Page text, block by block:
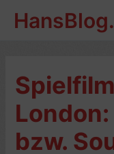
Inhalt
bzw.